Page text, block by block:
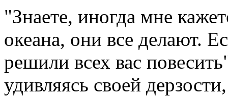
"Знаете, иногда мне
океана, они все делают.
решили всех вас
удивляясь своей